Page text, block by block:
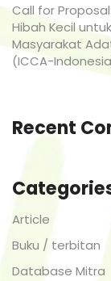
Call for
Hibah Kecil
Masyarakat
(ICCA-
Recent
Article
Buku / terbitan
Database Mitra